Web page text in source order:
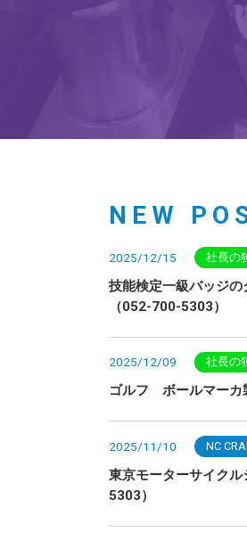
NEW
2025/12/15 社長の
技能検定一級バッジ
（052-700-5303）
2025/12/09 社長の
ゴルフ ボールマー
2025/11/10 NC
東京モーターサイク
5303）